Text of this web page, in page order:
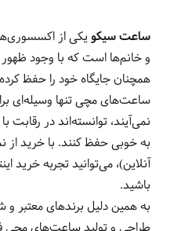
ساعت سیکویکی از
و خانم‌ها است که با وجود
همچنان جایگاه خود را حفظ
ساعت‌های مچی تنها وسیله‌ای
نمی‌آیند، توانسته‌اند در
به خوبی حفظ کنند. با خرید از
آنلاین)، می‌توانید تجربه خرید
باشید.
به همین دلیل برندهای معتبر و